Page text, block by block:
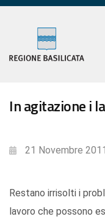
In agitazione i
21 Novembre 2011
Restano irrisolti i
lavoro che possono